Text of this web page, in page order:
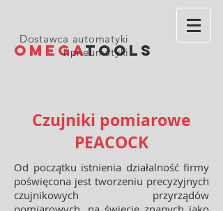
OMEGATOOLS
Dostawca automatyki
i pneumatyki
Czujniki pomiarowe
PEACOCK
Od początku istnienia działalność firmy
poświęcona jest tworzeniu precyzyjnych
czujnikowych przyrządów